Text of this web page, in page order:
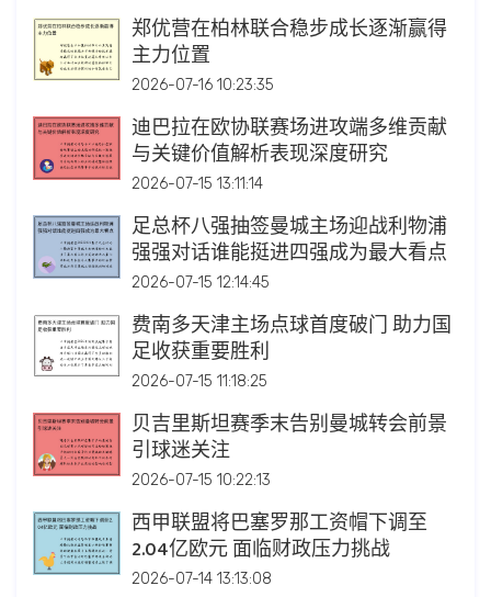
郑优营在柏林联合稳步成长逐渐赢得
主力位置
2026-07-16 10:23:35
迪巴拉在欧协联赛场进攻端多维贡献
与关键价值解析表现深度研究
2026-07-15 13:11:14
足总杯八强抽签曼城主场迎战利物浦
强强对话谁能挺进四强成为最大看点
2026-07-15 12:14:45
费南多天津主场点球首度破门 助力国
足收获重要胜利
2026-07-15 11:18:25
贝吉里斯坦赛季末告别曼城转会前景
引球迷关注
2026-07-15 10:22:13
西甲联盟将巴塞罗那工资帽下调至
2.04亿欧元 面临财政压力挑战
2026-07-14 13:13:08